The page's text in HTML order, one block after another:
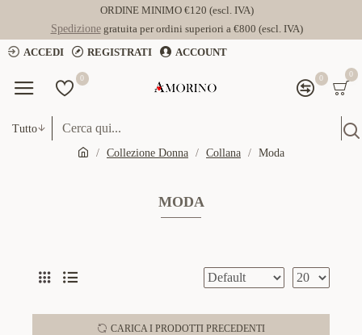
ORDINE MINIMO €120 (escl. IVA)
Spedizionegratuita per ordini superiori a €800 (escl. IVA)
ACCEDI
REGISTRATI ACCOUNT
0 0 0
Tutto
Collezione Donna Collana Moda
MODA
CARICA I PRODOTTI PRECEDENTI